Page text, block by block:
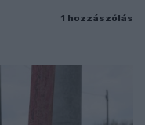
1 hozzászólás